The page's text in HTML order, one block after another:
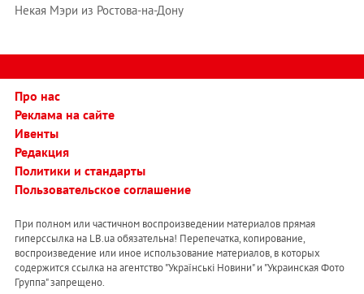
Некая Мэри из Ростова-на-Дону
Про нас
Реклама на сайте
Ивенты
Редакция
Политики и стандарты
Пользовательское соглашение
При полном или частичном воспроизведении материалов прямая
гиперссылка на LB.ua обязательна! Перепечатка, копирование,
воспроизведение или иное использование материалов, в которых
содержится ссылка на агентство "Українськi Новини" и "Украинская Фото
Группа" запрещено.